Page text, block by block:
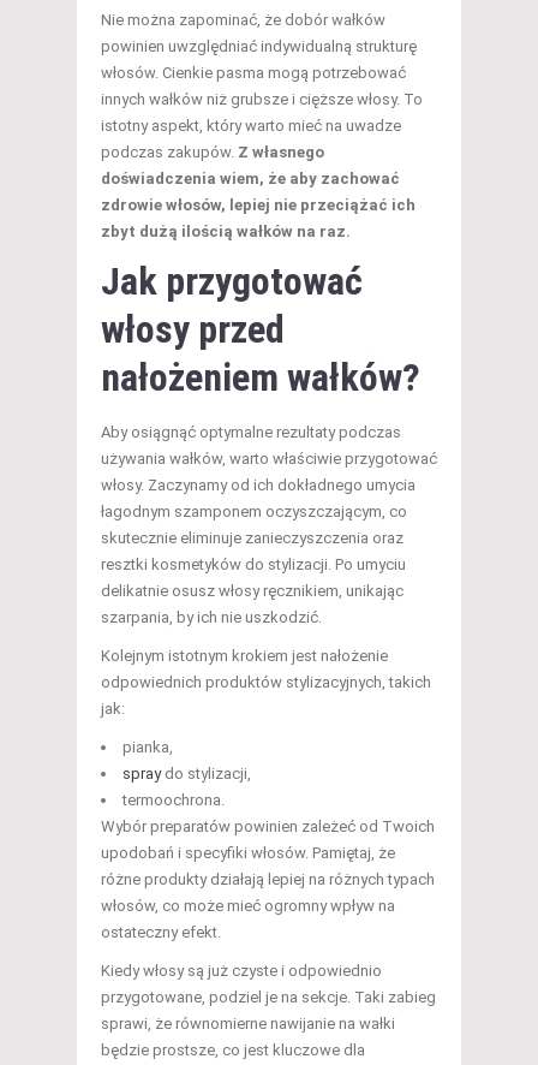
Nie można zapominać, że dobór wałków
powinien uwzględniać indywidualną strukturę
włosów. Cienkie pasma mogą potrzebować
innych wałków niż grubsze i cięższe włosy. To
istotny aspekt, który warto mieć na uwadze
podczas zakupów. Z własnego
doświadczenia wiem, że aby zachować
zdrowie włosów, lepiej nie przeciążać ich
zbyt dużą ilością wałków na raz.
Jak przygotować
włosy przed
nałożeniem wałków?
Aby osiągnąć optymalne rezultaty podczas
używania wałków, warto właściwie przygotować
włosy. Zaczynamy od ich dokładnego umycia
łagodnym szamponem oczyszczającym, co
skutecznie eliminuje zanieczyszczenia oraz
resztki kosmetyków do stylizacji. Po umyciu
delikatnie osusz włosy ręcznikiem, unikając
szarpania, by ich nie uszkodzić.
Kolejnym istotnym krokiem jest nałożenie
odpowiednich produktów stylizacyjnych, takich
jak:
pianka,
spraydo stylizacji,
termoochrona.
Wybór preparatów powinien zależeć od Twoich
upodobań i specyfiki włosów. Pamiętaj, że
różne produkty działają lepiej na różnych typach
włosów, co może mieć ogromny wpływ na
ostateczny efekt.
Kiedy włosy są już czyste i odpowiednio
przygotowane, podziel je na sekcje. Taki zabieg
sprawi, że równomierne nawijanie na wałki
będzie prostsze, co jest kluczowe dla